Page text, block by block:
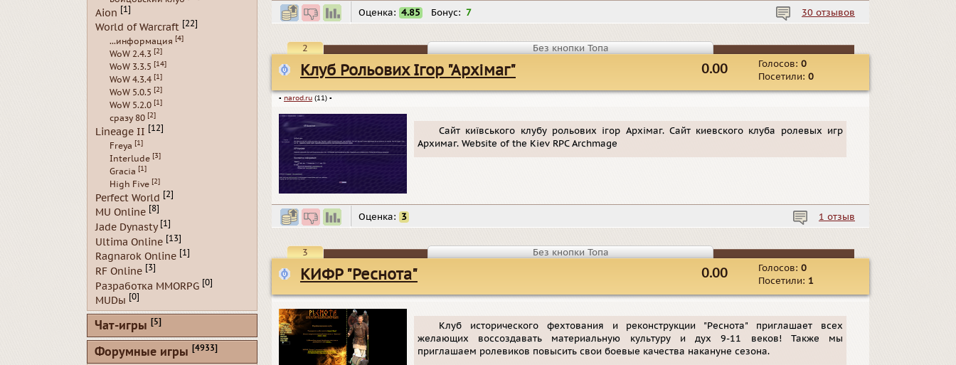
Оценка: 4.85 Бонус: 7 30 отзывов
Без кнопки Топа
2
Клуб Рольових Ігор "Архімаг" Голосов: 0
Посетили: 0
0.00
▪ narod.ru (11) ▪
Сайт київського клубу рольових ігор Архімаг. Сайт киевского клуба ролевых игр
Архимаг. Website of the Kiev RPC Archmage
Оценка: 3 1 отзыв
Без кнопки Топа
3
КИФР "Реснота" Голосов: 0
Посетили: 1
0.00
Клуб исторического фехтования и реконструкции "Реснота" приглашает всех
желающих воссоздавать материальную культуру и дух 9-11 веков! Также мы
приглашаем ролевиков повысить свои боевые качества накануне сезона.
Aion [1]
World of Warcraft [22]
...информация [4]
WoW 2.4.3 [2]
WoW 3.3.5 [14]
WoW 4.3.4 [1]
WoW 5.0.5 [2]
WoW 5.2.0 [1]
сразу 80 [2]
Lineage II [12]
Freya [1]
Interlude [3]
Gracia [1]
High Five [2]
Perfect World [2]
MU Online [8]
Jade Dynasty [1]
Ultima Online [13]
Ragnarok Online [1]
RF Online [3]
Разработка MMORPG [0]
MUDы [0]
Чат-игры [5]
Форумные игры [4933]